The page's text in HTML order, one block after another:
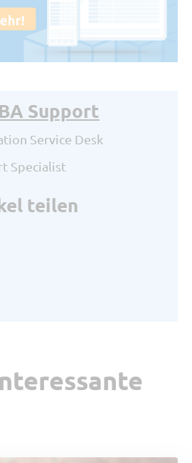
Support
Service Desk
Specialist
teilen